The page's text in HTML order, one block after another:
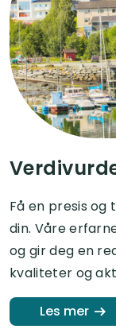
Få en presis
din. Våre
og gir deg en
kvaliteter og
Les mer